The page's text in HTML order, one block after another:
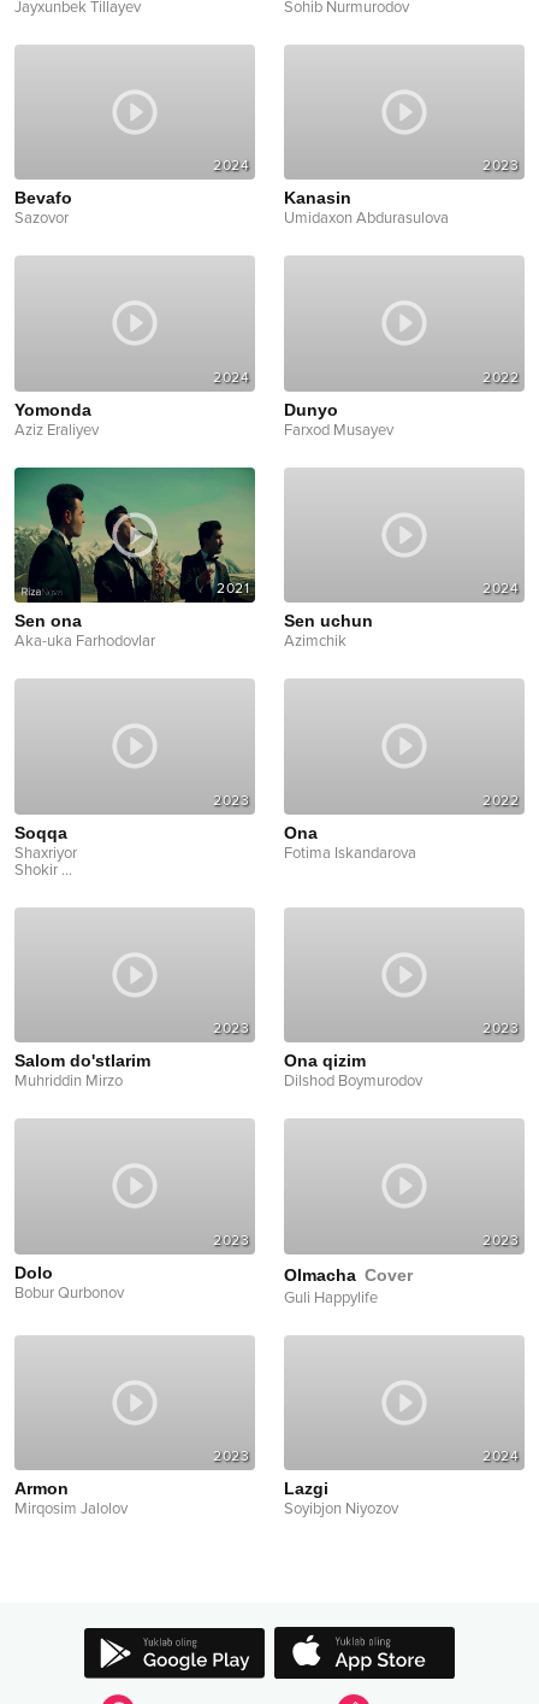
Jayxunbek Tillayev
Sohib Nurmurodov
2024
Bevafo
Sazovor
2023
Kanasin
Umidaxon Abdurasulova
2024
Yomonda
Aziz Eraliyev
2022
Dunyo
Farxod Musayev
2021
Sen ona
Aka-uka Farhodovlar
2024
Sen uchun
Azimchik
2023
Soqqa
Shaxriyor
Shokir ...
2022
Ona
Fotima Iskandarova
2023
Salom do'stlarim
Muhriddin Mirzo
2023
Ona qizim
Dilshod Boymurodov
2023
Dolo
Bobur Qurbonov
2023
Olmacha Cover
Guli Happylife
2023
Armon
Mirqosim Jalolov
2024
Lazgi
Soyibjon Niyozov